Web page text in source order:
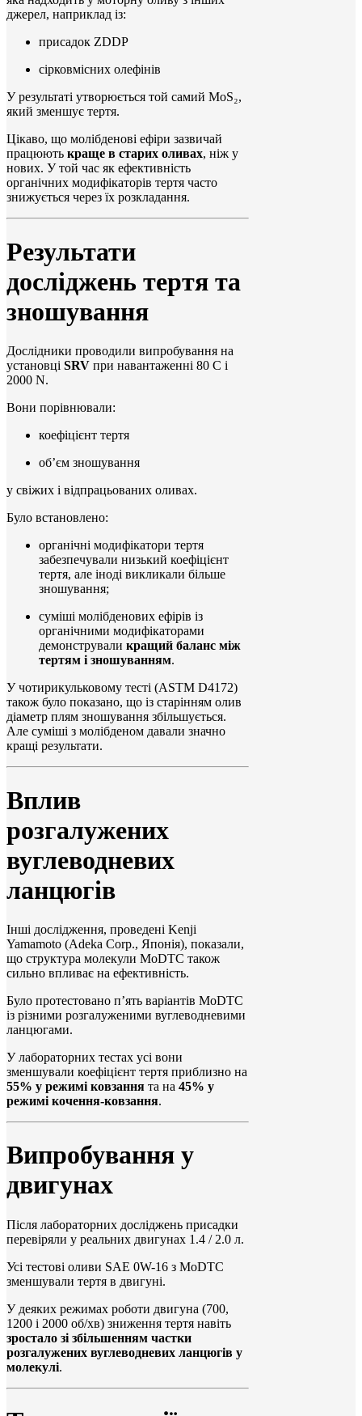
джерел, наприклад із:
присадок ZDDP
сірковмісних олефінів
У результаті утворюється той самий MoS₂,
який зменшує тертя.
Цікаво, що молібденові ефіри зазвичай
працюють краще в старих оливах, ніж у
нових. У той час як ефективність
органічних модифікаторів тертя часто
знижується через їх розкладання.
Результати
досліджень тертя та
зношування
Дослідники проводили випробування на
установці SRV при навантаженні 80 C і
2000 N.
Вони порівнювали:
коефіцієнт тертя
об’єм зношування
у свіжих і відпрацьованих оливах.
Було встановлено:
органічні модифікатори тертя
забезпечували низький коефіцієнт
тертя, але іноді викликали більше
зношування;
суміші молібденових ефірів із
органічними модифікаторами
демонстрували кращий баланс між
тертям і зношуванням.
У чотирикульковому тесті (ASTM D4172)
також було показано, що із старінням олив
діаметр плям зношування збільшується.
Але суміші з молібденом давали значно
кращі результати.
Вплив
розгалужених
вуглеводневих
ланцюгів
Інші дослідження, проведені Kenji
Yamamoto (Adeka Corp., Японія), показали,
що структура молекули MoDTC також
сильно впливає на ефективність.
Було протестовано п’ять варіантів MoDTC
із різними розгалуженими вуглеводневими
ланцюгами.
У лабораторних тестах усі вони
зменшували коефіцієнт тертя приблизно на
55% у режимі ковзання та на 45% у
режимі кочення-ковзання.
Випробування у
двигунах
Після лабораторних досліджень присадки
перевіряли у реальних двигунах 1.4 / 2.0 л.
Усі тестові оливи SAE 0W-16 з MoDTC
зменшували тертя в двигуні.
У деяких режимах роботи двигуна (700,
1200 і 2000 об/хв) зниження тертя навіть
зростало зі збільшенням частки
розгалужених вуглеводневих ланцюгів у
молекулі.